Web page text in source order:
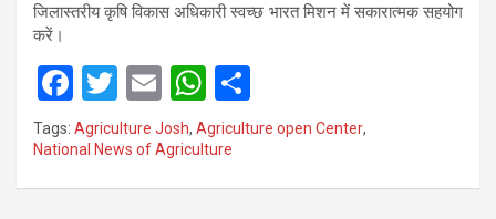
जिलास्‍तरीय कृषि विकास अधिकारी स्‍वच्‍छ भारत मिशन में सकारात्‍मक सहयोग
करें।
F
a
ce
b
T
wi
tt
er
E
m
ail
W
h
at
s
h
e
Tags: Agriculture Josh, Agriculture open Center,
National News of Agriculture